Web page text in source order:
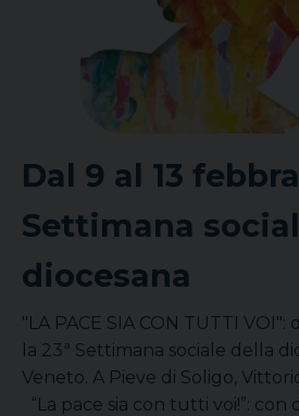
Dal 9 al 13
Settimana
diocesana
"LA PACE SIA CON TUTTI VOI":
la 23ª Settimana sociale della
Veneto. A Pieve di Soligo,
“La pace sia con tutti voi!”: